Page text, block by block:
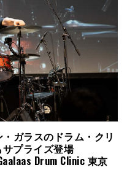
ガラスのドラム・クリ
サプライズ登場
Drum Clinic 東京